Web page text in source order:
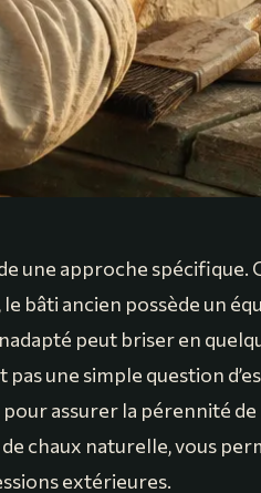
une approche
bâti ancien possède un
peut briser en
pas une simple question
assurer la pérennité
chaux naturelle, vous
extérieures.